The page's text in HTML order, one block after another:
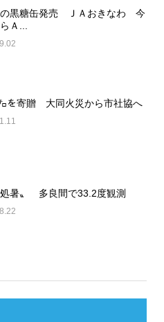
の黒糖缶発売 ＪＡおきなわ 今
Ａ...
を寄贈 大同火災から市社協へ
暑〟 多良間で33.2度観測